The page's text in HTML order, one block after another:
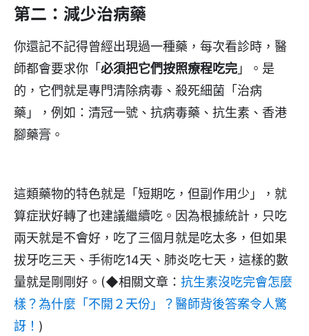
第二：減少治病藥
你還記不記得曾經出現過一種藥，每次看診時，醫
師都會要求你「必須把它們按照療程吃完 」。是
的，它們就是專門清除病毒、殺死細菌「治病
藥」，例如：清冠一號、抗病毒藥、抗生素、香港
腳藥膏。
這類藥物的特色就是「短期吃，但副作用少」，就
算症狀好轉了也建議繼續吃。因為根據統計，只吃
兩天就是不會好，吃了三個月就是吃太多，但如果
拔牙吃三天、手術吃14天、肺炎吃七天，這樣的數
量就是剛剛好。(◆相關文章： 抗生素沒吃完會怎麼
樣？為什麼「不開２天份」？醫師背後答案令人驚
訝！ )